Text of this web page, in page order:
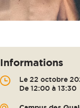
Informations
Le 22 octobre
De 12:00 à 13:30